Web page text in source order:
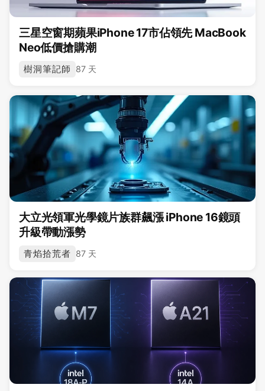
三星空窗期蘋果iPhone 17市佔領先 MacBook
Neo低價搶購潮
樹洞筆記師 87 天
大立光領軍光學鏡片族群飆漲 iPhone 16鏡頭
升級帶動漲勢
青焰拾荒者 87 天